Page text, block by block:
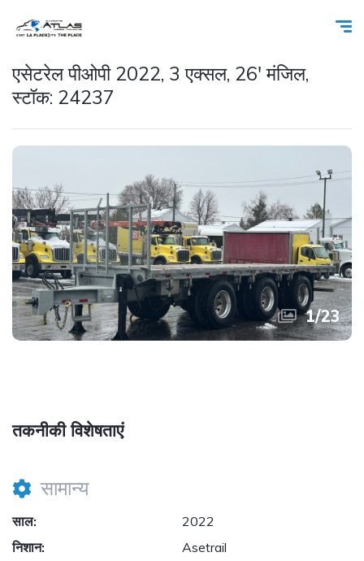
एसेटरेल पीओपी 2022, 3 एक्सल, 26' मंजिल,
स्टॉक: 24237
1/23
तकनीकी विशेषताएं
सामान्य
साल:
2022
निशान:
Asetrail